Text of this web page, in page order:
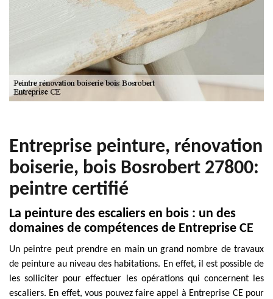
Entreprise peinture, rénovation
boiserie, bois Bosrobert 27800:
peintre certifié
La peinture des escaliers en bois : un des
domaines de compétences de Entreprise CE
Un peintre peut prendre en main un grand nombre de travaux
de peinture au niveau des habitations. En effet, il est possible de
les solliciter pour effectuer les opérations qui concernent les
escaliers. En effet, vous pouvez faire appel à Entreprise CE pour